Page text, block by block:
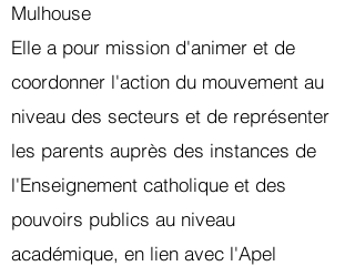
Mulhouse​
Elle a pour mission d'animer et de
coordonner l'action du mouvement au
niveau des secteurs et de représenter
les parents auprès des instances de
l'Enseignement catholique et des
pouvoirs publics au niveau
académique, en lien avec l'Apel